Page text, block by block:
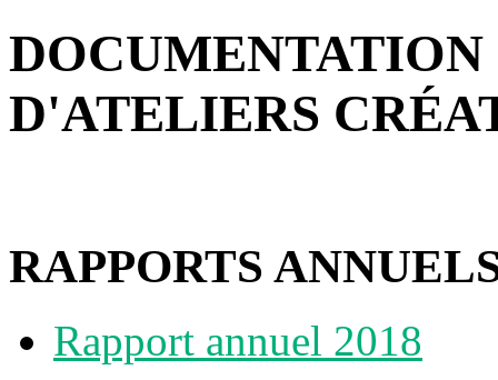
DOCUMENTATION
D'ATELIERS
RAPPORTS
Rapport annuel 2018